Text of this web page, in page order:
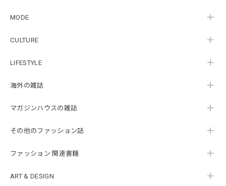
MODE
CULTURE
LIFESTYLE
海外の雑誌
マガジンハウスの雑誌
その他のファッション誌
ファッション 関連書籍
ART & DESIGN